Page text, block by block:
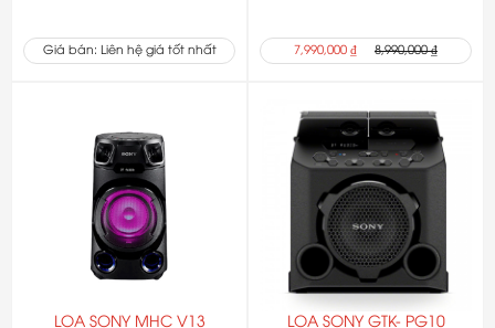
Giá bán: Liên hệ giá tốt nhất 7,990,000 ₫ 8,990,000 ₫
LOA SONY MHC V13 LOA SONY GTK- PG10